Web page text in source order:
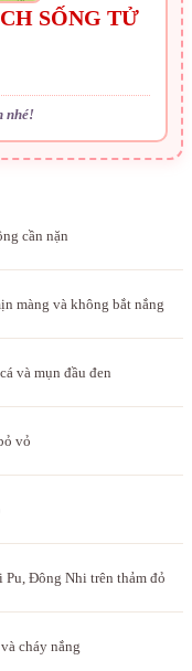
SỐNG TỬ
nhé!
cần nặn
màng và không bắt nắng
và mụn đầu đen
vỏ
Đông Nhi trên thảm đỏ
cháy nắng